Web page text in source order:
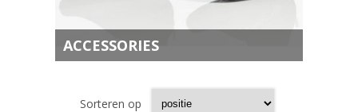
ACCESSORIES
Sorteren op